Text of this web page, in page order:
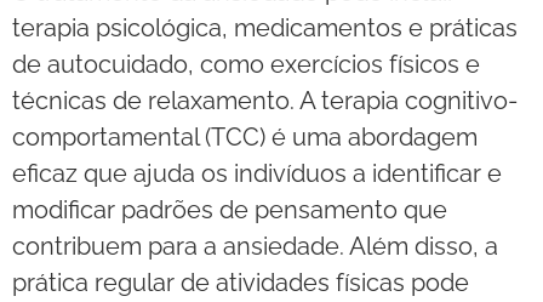
terapia psicológica, medicamentos e práticas
de autocuidado, como exercícios físicos e
técnicas de relaxamento. A terapia cognitivo-
comportamental (TCC) é uma abordagem
eficaz que ajuda os indivíduos a identificar e
modificar padrões de pensamento que
contribuem para a ansiedade. Além disso, a
prática regular de atividades físicas pode